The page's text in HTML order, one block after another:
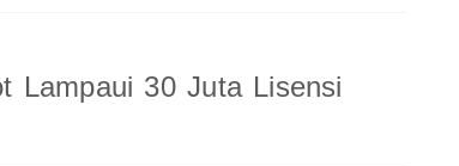
Lampaui 30 Juta Lisensi